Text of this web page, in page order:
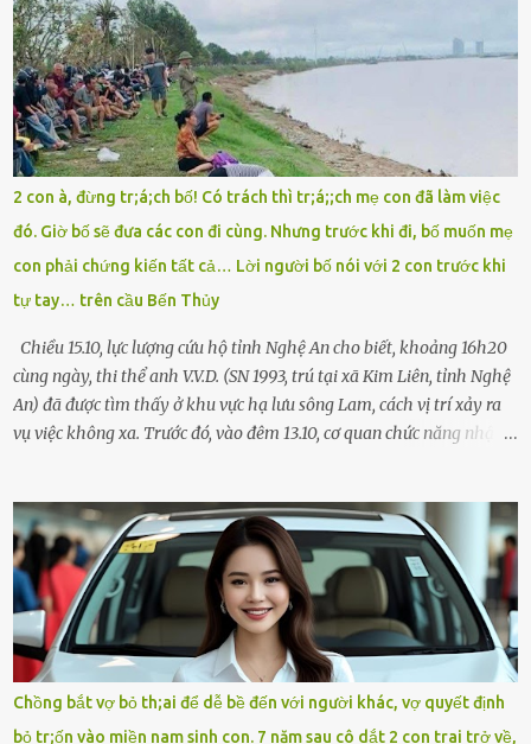
sực nhớ – điện thoại đang sạc, sáng nay quên mang theo! Giữa con
đường thưa thớt người qua lại, tôi hoảng loạn vẫy tay xin đi nhờ. –
Chú ơi, cháu đi thi, xe hỏng rồi! Làm ơn cho cháu đi nhờ với! – Cô ơi,
giúp cháu với, cháu không có điện thoại… Người thì lắc đầu. Người
thì tăng ga tránh xa như né một kẻ lừa đảo. Tôi gào lên giữa đường
như một kẻ mất trí. Vô ích. 6h10. Còn hơn 30 phút nữa. Trong đầu
tôi chỉ có một lựa chọn duy nhất: chạy. Tôi quăng xe vào vệ đường,
rút tờ giấy báo dự thi nhét túi áo, đeo ba lô và chạy . Chạy miết.
Chạy không ngừng. Qua ngã...
2 con à, đừng tr;á;ch bố! Có trách thì tr;á;;ch mẹ con đã làm việc
đó. Giờ bố sẽ đưa các con đi cùng. Nhưng trước khi đi, bố muốn mẹ
con phải chứng kiến tất cả… Lời người bố nói với 2 con trước khi
tự tay… trên cầu Bến Thủy
Chiều 15.10, lực lượng cứu hộ tỉnh Nghệ An cho biết, khoảng 16h20
cùng ngày, thi thể anh V.V.D. (SN 1993, trú tại xã Kim Liên, tỉnh Nghệ
An) đã được tìm thấy ở khu vực hạ lưu sông Lam, cách vị trí xảy ra
vụ việc không xa. Trước đó, vào đêm 13.10, cơ quan chức năng nhận
– rồi để lại xe máy trên cầu, ôm theo 2 con gái nhỏ nhảy xuống
sông. Người thân và hàng xóm ngóng chờ thông tin tìm kiếm 3 bố
con mất tích trên sông Lam sau vụ nhảy cầu. Ảnh: Hải Dương Tại
hiện trường, người dân phát hiện một chiếc xe máy mang biển kiểm
soát Nghệ An cùng hai chiếc cặp học sinh. Ngay trong đêm, lực
lượng chức năng phối hợp cùng các đội cứu hộ tình nguyện triển
khai tìm kiếm. Danh tính các nạn nhân được xác định là anh V.V.D.
và 2 con gái là cháu V.H.B. (SN 2020) và V.G.T. (SN 2021). Hai cháu là
Chồng bắt vợ bỏ th;ai để dễ bề đến với người khác, vợ quyết định
bỏ tr;ốn vào miền nam sinh con. 7 năm sau cô dắt 2 con trai trở về,